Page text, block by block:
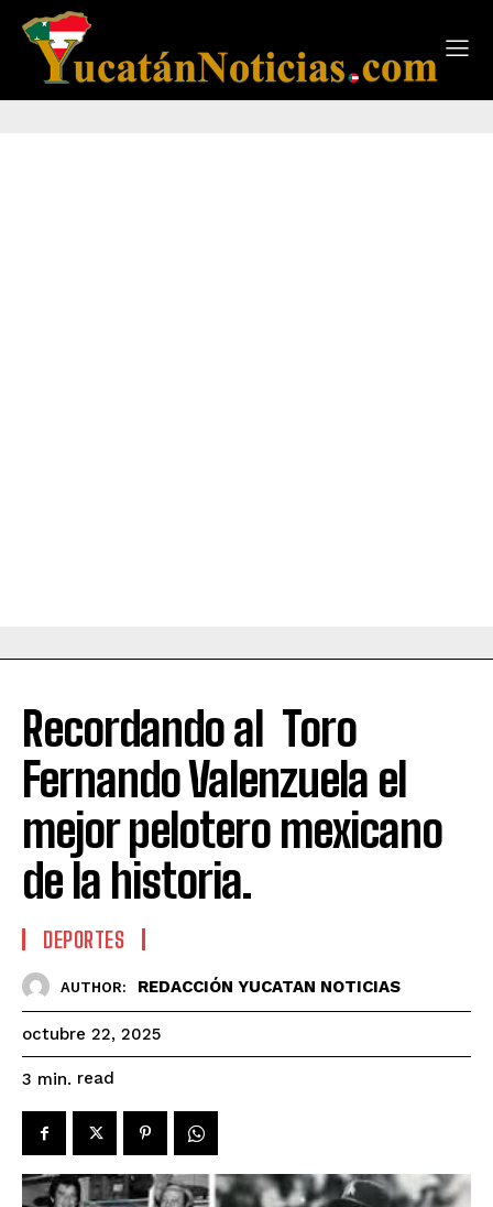
Recordando al Toro
Fernando Valenzuela el
mejor pelotero mexicano
de la historia.
DEPORTES
AUTHOR: REDACCIÓN YUCATAN NOTICIAS
octubre 22, 2025
3 min. read